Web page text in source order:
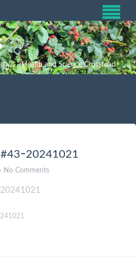
店 Health and Science Crossroad
ｰ20241021
No Comments